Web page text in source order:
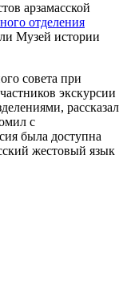
арзамасской
отделения
Музей истории
совета при
экскурсии
рассказал
с
была доступна
жестовый язык